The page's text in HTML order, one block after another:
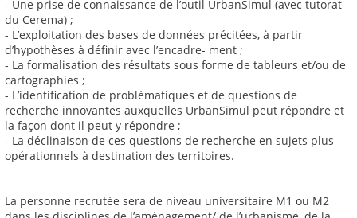
- Une prise de connaissance de l’outil UrbanSimul (avec tutorat
du Cerema) ;
- L’exploitation des bases de données précitées, à partir
d’hypothèses à définir avec l’encadre- ment ;
- La formalisation des résultats sous forme de tableurs et/ou de
cartographies ;
- L’identification de problématiques et de questions de
recherche innovantes auxquelles UrbanSimul peut répondre et
la façon dont il peut y répondre ;
- La déclinaison de ces questions de recherche en sujets plus
opérationnels à destination des territoires.
La personne recrutée sera de niveau universitaire M1 ou M2